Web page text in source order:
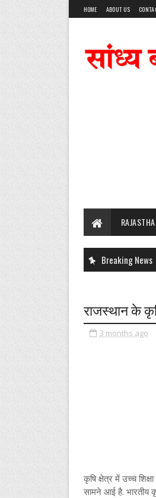
HOME ABOUT US
Breaking News
राजस्थान के
3 months ago
कृषि क्षेत्र में उच्च
सामने आई है. भारतीय